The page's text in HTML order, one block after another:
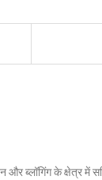
और ब्लॉगिंग के क्षेत्र